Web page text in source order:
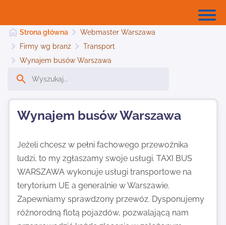
Strona główna
Dodaj stronę
Najnowsze
Strona główna
Webmaster Warszawa
Firmy wg branż
Transport
Wynajem busów Warszawa
Wynajem busów Warszawa
Jeżeli chcesz w pełni fachowego przewoźnika
ludzi, to my zgłaszamy swoje usługi. TAXI BUS
WARSZAWA wykonuje usługi transportowe na
terytorium UE a generalnie w Warszawie.
Zapewniamy sprawdzony przewóz. Dysponujemy
różnorodną flotą pojazdów, pozwalającą nam